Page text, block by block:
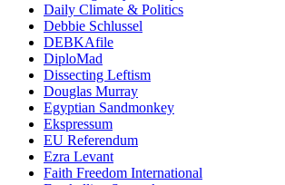
Daily Climate & Politics
Debbie Schlussel
DEBKAfile
DiploMad
Dissecting Leftism
Douglas Murray
Egyptian Sandmonkey
Ekspressum
EU Referendum
Ezra Levant
Faith Freedom International